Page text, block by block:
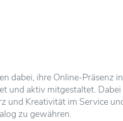
dabei, ihre Online-Präsenz
und aktiv mitgestaltet.
und Kreativität im Service
zu gewähren.